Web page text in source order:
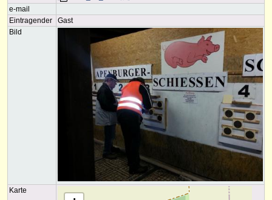
e-mail
Eintragender
Gast
Bild
Karte
Karte wird geladen......